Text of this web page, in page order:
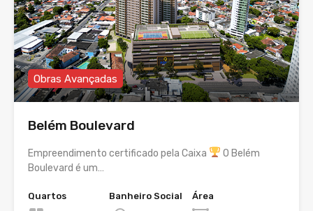
Obras Avançadas
Belém Boulevard
Empreendimento certificado pela Caixa
O Belém
Boulevard é um…
Quartos
Banheiro Social
Área